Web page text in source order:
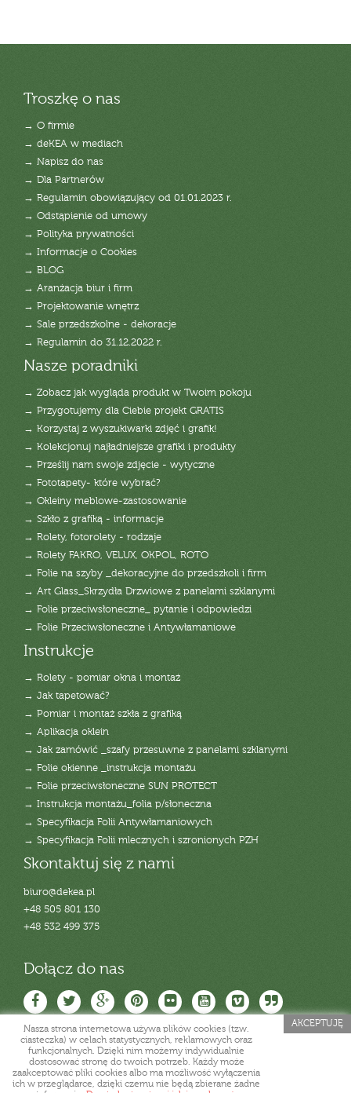
Troszkę o nas
→ O firmie
→ deKEA w mediach
→ Napisz do nas
→ Dla Partnerów
→ Regulamin obowiązujący od 01.01.2023 r.
→ Odstąpienie od umowy
→ Polityka prywatności
→ Informacje o Cookies
→ BLOG
→ Aranżacja biur i firm
→ Projektowanie wnętrz
→ Sale przedszkolne - dekoracje
→ Regulamin do 31.12.2022 r.
Nasze poradniki
→ Zobacz jak wygląda produkt w Twoim pokoju
→ Przygotujemy dla Ciebie projekt GRATIS
→ Korzystaj z wyszukiwarki zdjęć i grafik!
→ Kolekcjonuj najładniejsze grafiki i produkty
→ Prześlij nam swoje zdjęcie - wytyczne
→ Fototapety- które wybrać?
→ Okleiny meblowe-zastosowanie
→ Szkło z grafiką - informacje
→ Rolety, fotorolety - rodzaje
→ Rolety FAKRO, VELUX, OKPOL, ROTO
→ Folie na szyby _dekoracyjne do przedszkoli i firm
→ Art Glass_Skrzydła Drzwiowe z panelami szklanymi
→ Folie przeciwsłoneczne_ pytanie i odpowiedzi
→ Folie Przeciwsłoneczne i Antywłamaniowe
Instrukcje
→ Rolety - pomiar okna i montaż
→ Jak tapetować?
→ Pomiar i montaż szkła z grafiką
→ Aplikacja oklein
→ Jak zamówić _szafy przesuwne z panelami szklanymi
→ Folie okienne _instrukcja montażu
→ Folie przeciwsłoneczne SUN PROTECT
→ Instrukcja montażu_folia p/słoneczna
→ Specyfikacja Folii Antywłamaniowych
→ Specyfikacja Folii mlecznych i szronionych PZH
Skontaktuj się z nami
biuro@dekea.pl
+48 505 801 130
+48 532 499 375
Dołącz do nas
Nasza strona internetowa używa plików cookies (tzw.
ciasteczka) w celach statystycznych, reklamowych oraz
funkcjonalnych. Dzięki nim możemy indywidualnie
dostosować stronę do twoich potrzeb. Każdy może
zaakceptować pliki cookies albo ma możliwość wyłączenia
ich w przeglądarce, dzięki czemu nie będą zbierane żadne
AKCEPTUJĘ